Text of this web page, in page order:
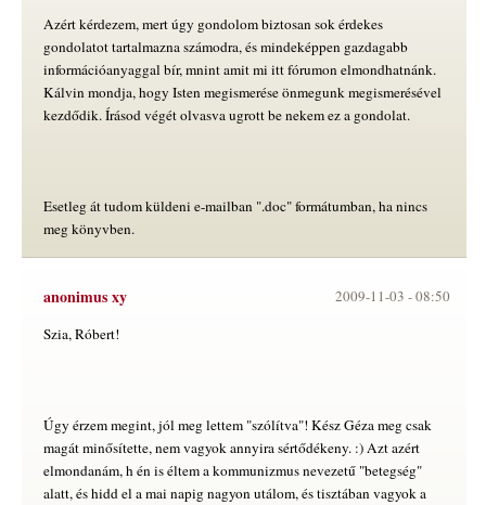
Azért kérdezem, mert úgy gondolom biztosan sok érdekes
gondolatot tartalmazna számodra, és mindeképpen gazdagabb
információanyaggal bír, mnint amit mi itt fórumon elmondhatnánk.
Kálvin mondja, hogy Isten megismerése önmegunk megismerésével
kezdődik. Írásod végét olvasva ugrott be nekem ez a gondolat.
Esetleg át tudom küldeni e-mailban ".doc" formátumban, ha nincs
meg könyvben.
anonimus xy 2009-11-03 -08:50
Szia, Róbert!
Úgy érzem megint, jól meg lettem "szólítva"! Kész Géza meg csak
magát minősítette, nem vagyok annyira sértődékeny. :) Azt azért
elmondanám, h én is éltem a kommunizmus nevezetű "betegség"
alatt, és hidd el a mai napig nagyon utálom, és tisztában vagyok a